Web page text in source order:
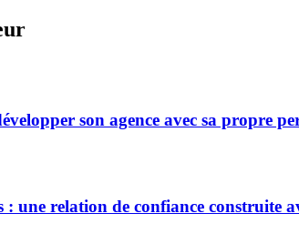
son agence avec sa propre
une relation de confiance construite